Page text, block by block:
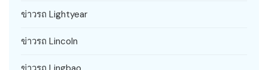
ข่าวรถ Lightyear
ข่าวรถ Lincoln